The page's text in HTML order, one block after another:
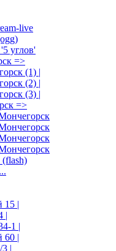
live
углов'
=>
(1) |
(2) |
(3) |
=>
15 |
|
1 |
60 |
|